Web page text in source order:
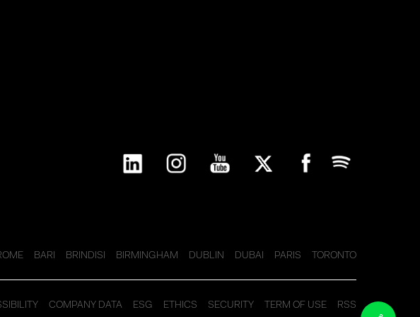
BARI BRINDISI BIRMINGHAM DUBLIN DUBAI PARIS TORONTO
RSS
TERM OF USE
SECURITY
ETHICS
ESG
COMPANY DATA